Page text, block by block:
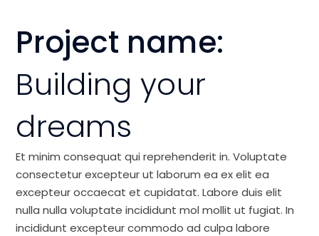
Project name:
Building your
dreams
Et minim consequat qui reprehenderit in. Voluptate
consectetur excepteur ut laborum ea ex elit ea
excepteur occaecat et cupidatat. Labore duis elit
nulla nulla voluptate incididunt mol mollit ut fugiat. In
incididunt excepteur commodo ad culpa labore